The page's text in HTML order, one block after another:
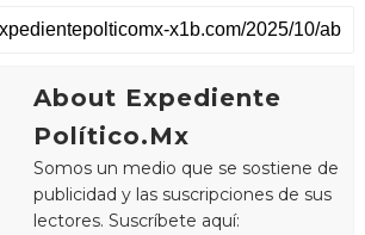
About Expediente
Político.Mx
Somos un medio que se sostiene de
publicidad y las suscripciones de sus
lectores. Suscríbete aquí: